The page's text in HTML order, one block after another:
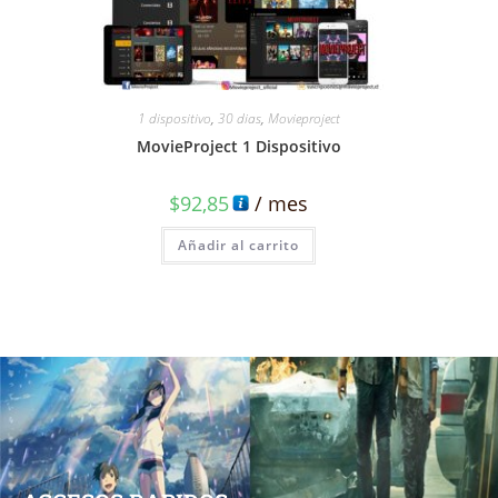
1 dispositivo, 30 dias, Movieproject
MovieProject 1 Dispositivo
$92,85 / mes
Añadir al carrito